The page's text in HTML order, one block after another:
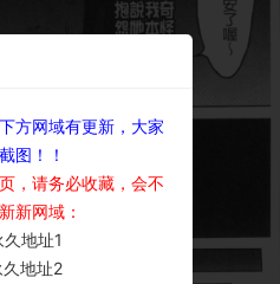
方网域有更新，大家
图！！
，请务必收藏，会不
新网域：
久地址1
久地址2